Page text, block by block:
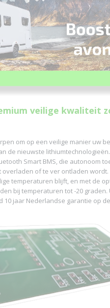
veilige kwaliteit
om op een veilige manier uw
de nieuwste
Smart BMS, die autonoom
of te ver ontladen
temperaturen blijft, en met de
bij temperaturen tot -20 graden.
jaar Nederlandse garantie op